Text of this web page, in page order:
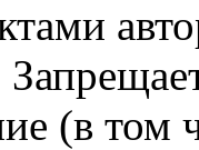
(в том